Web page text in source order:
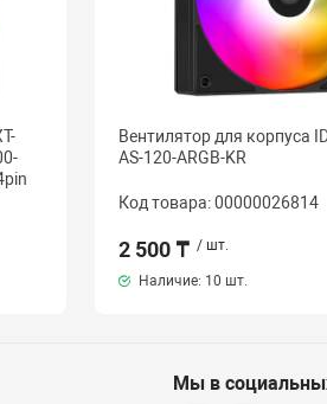
Вентилятор для корпуса
AS-120-ARGB-KR
Код товара: 00000026814
2 500 ₸ / шт.
Наличие: 10 шт.
Мы в